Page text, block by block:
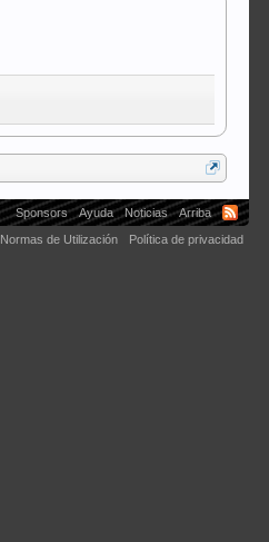
Sponsors Ayuda Noticias
Arriba
Normas de Utilización
Política de privacidad